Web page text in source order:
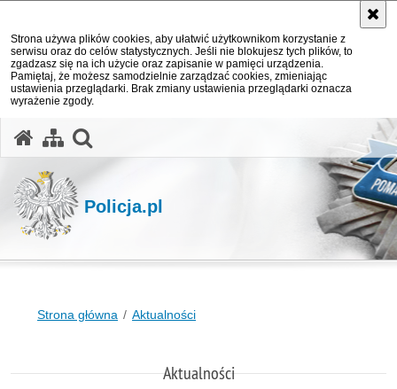
Strona używa plików cookies, aby ułatwić użytkownikom korzystanie z
serwisu oraz do celów statystycznych. Jeśli nie blokujesz tych plików, to
zgadzasz się na ich użycie oraz zapisanie w pamięci urządzenia.
Pamiętaj, że możesz samodzielnie zarządzać cookies, zmieniając
ustawienia przeglądarki. Brak zmiany ustawienia przeglądarki oznacza
wyrażenie zgody.
Policja.pl
Strona główna Aktualności
Aktualności